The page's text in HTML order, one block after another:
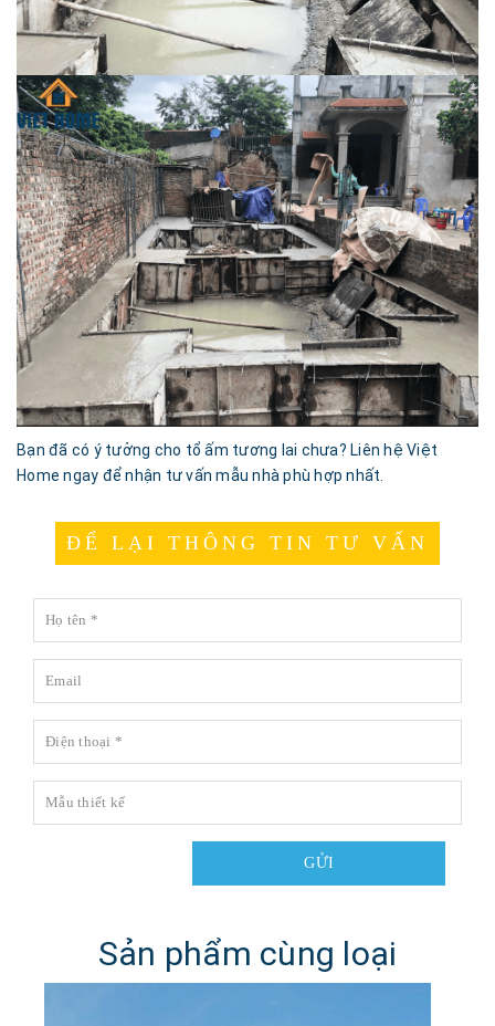
Bạn đã có ý tưởng cho tổ ấm tương lai chưa? Liên hệ Việt
Home ngay để nhận tư vấn mẫu nhà phù hợp nhất.
ĐỂ LẠI THÔNG TIN TƯ VẤN
GỬI
Sản phẩm cùng loại